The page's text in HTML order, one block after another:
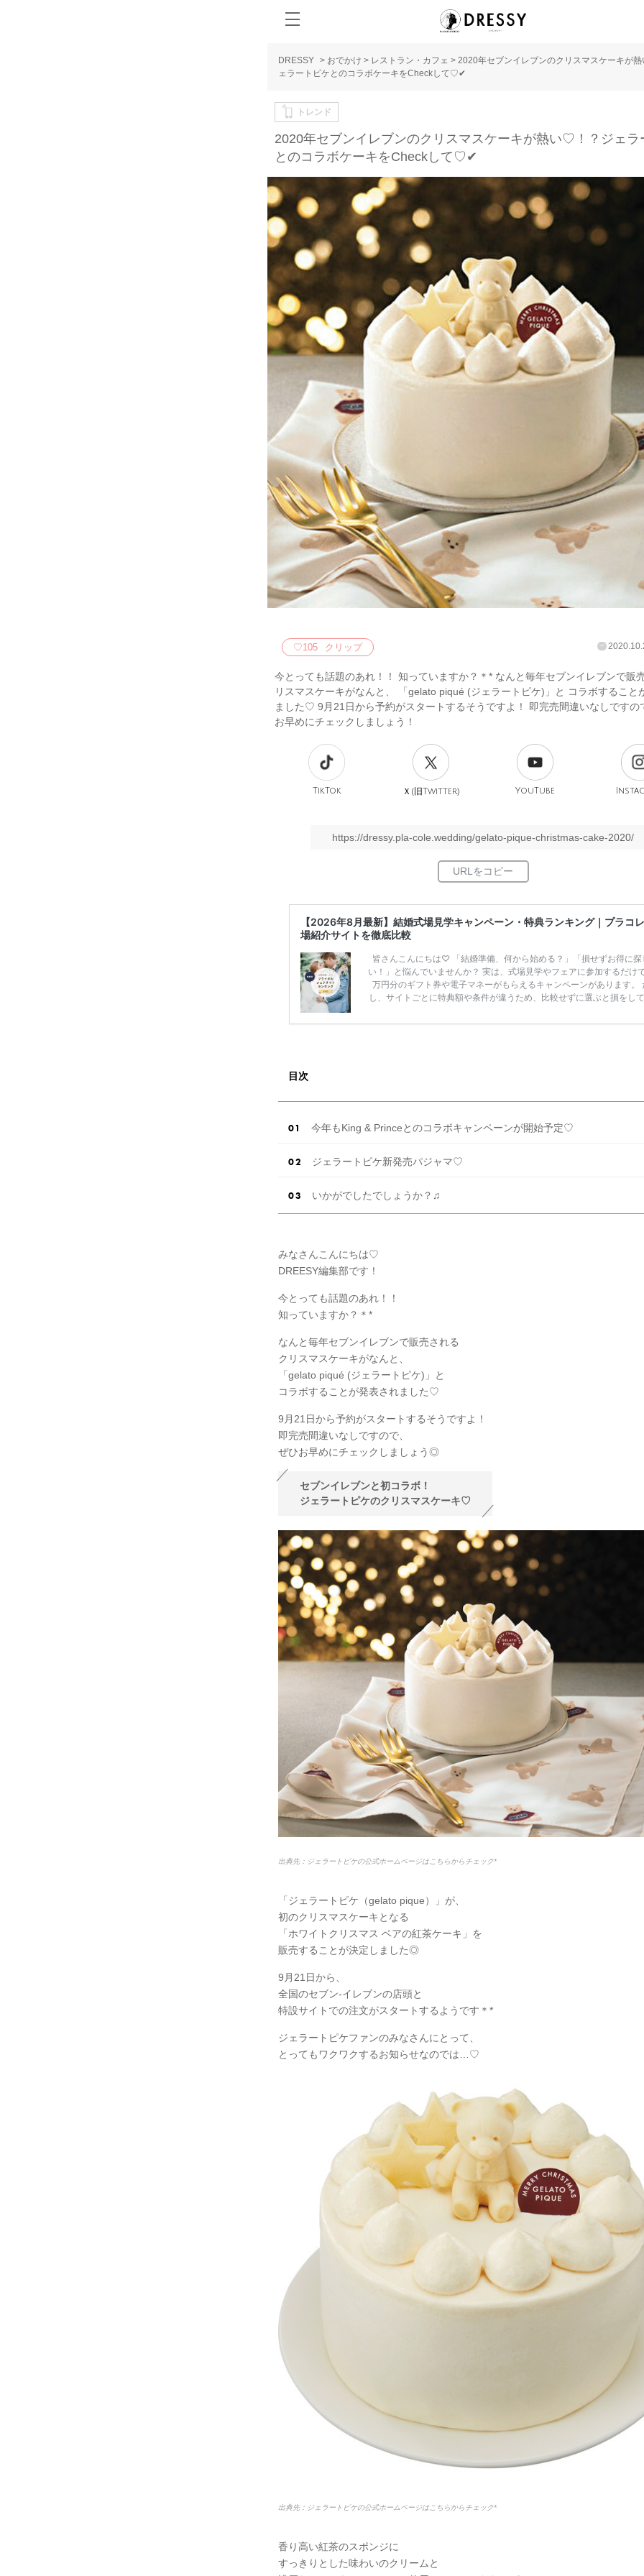
DRESSY > おでかけ > レストラン・カフェ > 2020年セブンイレブンのクリスマスケーキが
ェラートピケとのコラボケーキをCheckして♡✔︎
トレンド
2020年セブンイレブンのクリスマスケーキが熱い♡！？ジェラ
とのコラボケーキをCheckして♡✔︎
♡105 クリップ
今とっても話題のあれ！！ 知っていますか？＊* なんと毎年セブンイレブンで販
リスマスケーキがなんと、 「gelato piqué (ジェラートピケ)」と コラボすること
ました♡ 9月21日から予約がスタートするそうですよ！ 即完売間違いなしですの
お早めにチェックしましょう！
TikTok Ｘ(旧Twitter) YouTube
https://dressy.pla-cole.wedding/gelato-pique-christmas-cake-2020/
【2026年8月最新】結婚式場見学キャンペーン・特典ランキング｜プラコ
場紹介サイトを徹底比較
皆さんこんにちは♡ 「結婚準備、何から始める？」「損せずお得に探
い！」と悩んでいませんか？ 実は、式場見学やフェアに参加するだけ
万円分のギフト券や電子マネーがもらえるキャンペーンがあります。
し、サイトごとに特典額や条件が違うため、比較せずに選ぶと損をし
ンペーン特典ランキングを公開！ 比較サイト：プラコレ、ゼクシィ、
目次
今年もKing & Princeとのコラボキャンペーンが開始予定♡
ジェラートピケ新発売パジャマ♡
いかがでしたでしょうか？♫
みなさんこんにちは♡
DREESY編集部です！
今とっても話題のあれ！！
知っていますか？＊*
なんと毎年セブンイレブンで販売される
クリスマスケーキがなんと、
「gelato piqué (ジェラートピケ)」と
コラボすることが発表されました♡
9月21日から予約がスタートするそうですよ！
即完売間違いなしですので、
ぜひお早めにチェックしましょう◎
セブンイレブンと初コラボ！
ジェラートピケのクリスマスケーキ♡
出典先：ジェラートピケの公式ホームページはこちらからチェック*
「ジェラートピケ（gelato pique）」が、
初のクリスマスケーキとなる
「ホワイトクリスマス ベアの紅茶ケーキ」を
販売することが決定しました◎
9月21日から、
全国のセブン-イレブンの店頭と
特設サイトでの注文がスタートするようです＊*
ジェラートピケファンのみなさんにとって、
とってもワクワクするお知らせなのでは…♡
出典先：ジェラートピケの公式ホームページはこちらからチェック*
香り高い紅茶のスポンジに
すっきりとした味わいのクリームと